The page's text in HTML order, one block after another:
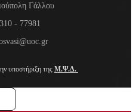
Γάλλου
- 77981
υποστήριξη της Μ.Ψ.Δ.